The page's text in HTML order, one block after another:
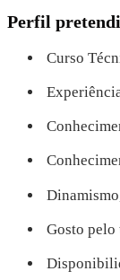
Perfil
Curso
Gosto pelo